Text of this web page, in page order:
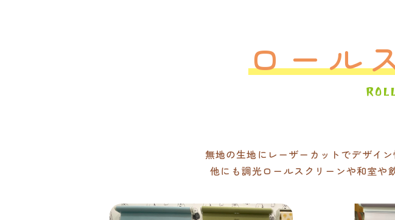
ロール
無地の生地にレーザーカットでデザイ
他にも調光ロールスクリーンや和室や